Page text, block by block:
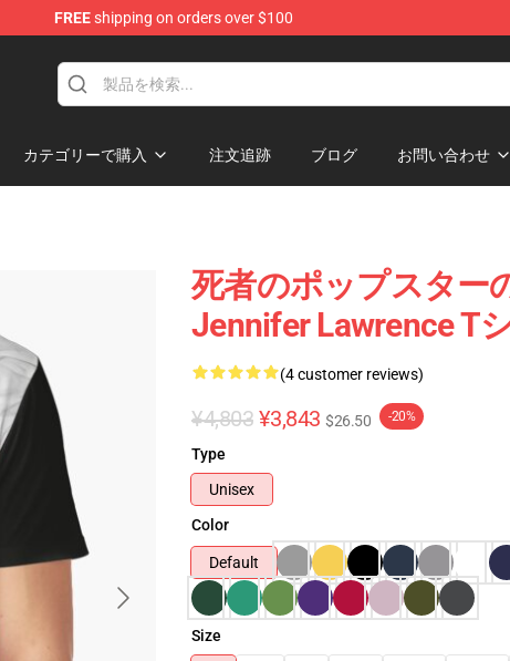
FREEshipping on orders over $100
カテゴリーで購入 注文追跡 ブログ お問い合わせ
死者のポップスター
Jennifer Lawrence T
(4 customer reviews)
¥4,803 ¥3,843 $26.50 -20%
Type
Unisex
Color
Default
Size